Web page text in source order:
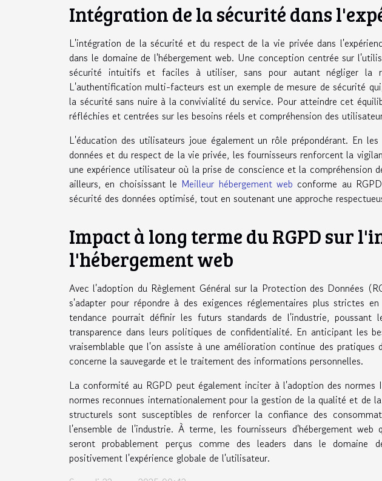
Intégration de la sécurité dans
L'intégration de la sécurité et du respect de la vie privée dans
dans le domaine de l'hébergement web. Une conception centrée sur
sécurité intuitifs et faciles à utiliser, sans pour autant négliger la
L'authentification multi-facteurs est un exemple de mesure de sécurité
la sécurité sans nuire à la convivialité du service. Pour atteindre cet
réfléchies et centrées sur les besoins réels et compréhension des
L'éducation des utilisateurs joue également un rôle prépondérant. En
données et du respect de la vie privée, les fournisseurs renforcent la
une expérience utilisateur où la prise de conscience et la compréhension
ailleurs, en choisissant le Meilleur hébergement web conforme au
sécurité des données optimisé, tout en soutenant une approche
Impact à long terme du RGPD sur
l'hébergement web
Avec l'adoption du Règlement Général sur la Protection des Données
s'adapter pour répondre à des exigences réglementaires plus strictes
tendance pourrait définir les futurs standards de l'industrie,
transparence dans leurs politiques de confidentialité. En anticipant les
vraisemblable que l'on assiste à une amélioration continue des
concerne la sauvegarde et le traitement des informations personnelles.
La conformité au RGPD peut également inciter à l'adoption des normes
normes reconnues internationalement pour la gestion de la qualité et de
structurels sont susceptibles de renforcer la confiance des
l'ensemble de l'industrie. À terme, les fournisseurs d'hébergement
seront probablement perçus comme des leaders dans le domaine
positivement l'expérience globale de l'utilisateur.